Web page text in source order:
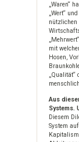
„Waren“
„Wert“
nützlichen
mit
Hosen,
„Qualität“
Aus
Systems.
Diesem
System